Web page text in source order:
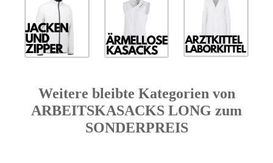
Weitere bleibte Kategorien von
ARBEITSKASACKS LONG zum
SONDERPREIS